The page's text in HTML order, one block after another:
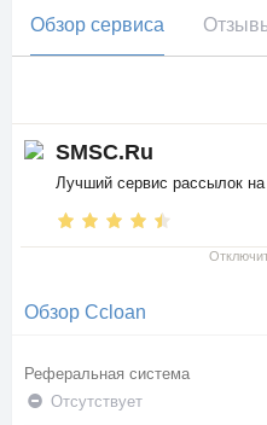
Обзор сервиса
SMSC.Ru
Лучший сервис рассылок
Обзор Ccloan
Реферальная система
Отсутствует